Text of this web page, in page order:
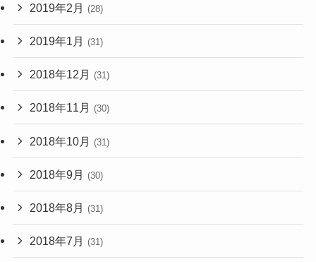
2019年2月 (28)
2019年1月 (31)
2018年12月 (31)
2018年11月 (30)
2018年10月 (31)
2018年9月 (30)
2018年8月 (31)
2018年7月 (31)